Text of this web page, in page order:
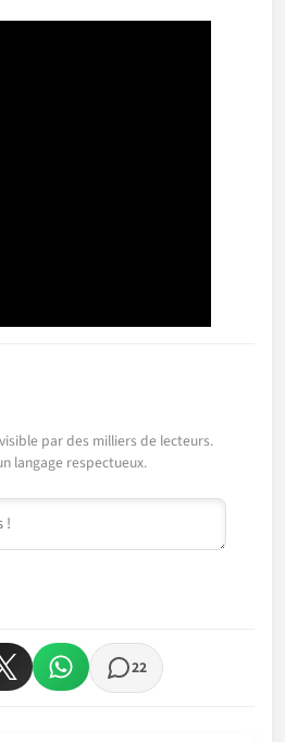
par des milliers de lecteurs.
langage respectueux.
22